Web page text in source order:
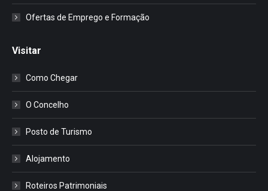
Ofertas de Emprego e Formação
Visitar
Como Chegar
O Concelho
Posto de Turismo
Alojamento
Roteiros Patrimoniais